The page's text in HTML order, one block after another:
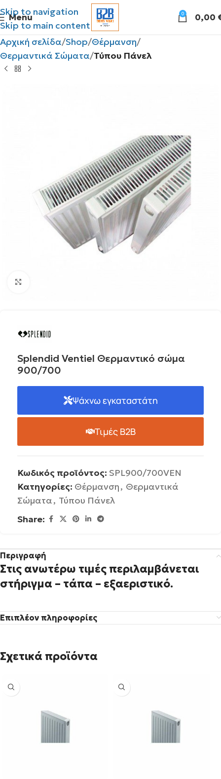
Skip to navigation
Skip to main content
Menu 0 0,00
Αρχική σελίδα Shop Θέρμανση
Θερμαντικά Σώματα Τύπου Πάνελ
Splendid Ventiel Θερμαντικό σώμα
900/700
Ψάχνω εγκαταστάτη
Τιμές B2B
Κωδικός προϊόντος: SPL900/700VEN
Κατηγορίες: Θέρμανση, Θερμαντικά
Σώματα, Τύπου Πάνελ
Share:
Περιγραφή
Στις ανωτέρω τιμές περιλαμβάνεται
στήριγμα – τάπα – εξαεριστικό.
Επιπλέον πληροφορίες
Σχετικά προϊόντα